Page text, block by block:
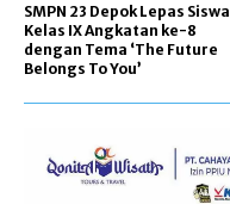
SMPN 23 Depok Lepas Siswa
Kelas IX Angkatan ke-8
dengan Tema ‘The Future
Belongs To You’